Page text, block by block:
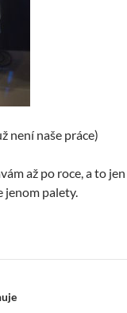
není naše práce)
až po roce, a to
jenom palety.